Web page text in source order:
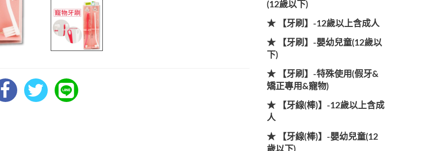
(12歲以下)
★ 【牙刷】-12歲以上含成人
★ 【牙刷】-嬰幼兒童(12歲以
下)
★ 【牙刷】-特殊使用(假牙&
矯正專用&寵物)
★ 【牙線(棒)】-12歲以上含成
人
★ 【牙線(棒)】-嬰幼兒童(12